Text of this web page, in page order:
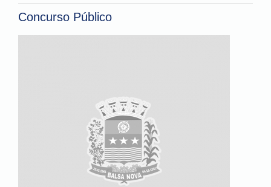
Concurso Público